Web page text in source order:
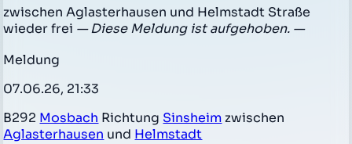
zwischen Aglasterhausen und Helmstadt Straße
wieder frei — Diese Meldung ist aufgehoben. —
Meldung
07.06.26, 21:33
B292 Mosbach Richtung Sinsheim zwischen
Aglasterhausen und Helmstadt